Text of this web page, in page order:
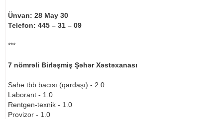
Ünvan: 28 May 30
Telefon: 445 – 31 – 09
***
7 nömrəli Birləşmiş Şəhər Xəstəxanası
Sahə tbb bacısı (qardaşı) - 2.0
Laborant - 1.0
Rentgen-texnik - 1.0
Provizor - 1.0